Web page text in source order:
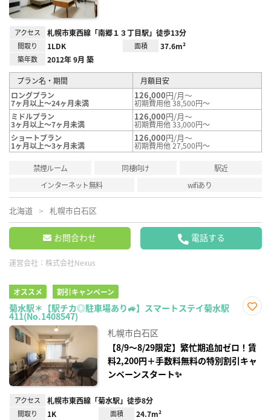
アクセス 札幌市東西線「南郷１３丁目駅」徒歩13分
間取り 1LDK 面積 37.6m²
築年数 2012年 9月 築
プラン名・期間
月額目安
ロングプラン
7ヶ月以上～24ヶ月未満
126,000円/月～
初期費用他 38,500円～
ミドルプラン
3ヶ月以上～7ヶ月未満
126,000円/月～
初期費用他 33,000円～
ショートプラン
1ヶ月以上～3ヶ月未満
126,000円/月～
初期費用他 27,500円～
禁煙ルーム 同棲向け
駅近
インターネット無料
wifiあり
北海道 札幌市白石区
お問合わせ 電話する
運営会社： 株式会社Nexus
オススメ 割引キャンペーン
菊水駅＊【駅チカ◎駐車場あり🚙】スマートステイ菊水駅
411(No.1408547)
録
札幌市白石区
【8/9～8/29限定】繁忙期追加ゼロ！賃
料2,200円＋手数料無料の特別割引キャ
ンペーンスタート✨
アクセス 札幌市東西線「菊水駅」徒歩8分
間取り 1K 面積 24.7m²